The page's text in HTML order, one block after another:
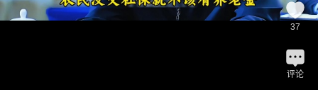
37
评论